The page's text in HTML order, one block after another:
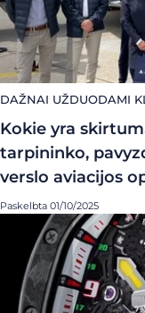
DAŽNAI UŽDUODAMI
Kokie yra
tarpininko,
verslo aviacijos
Paskelbta 01/10/2025